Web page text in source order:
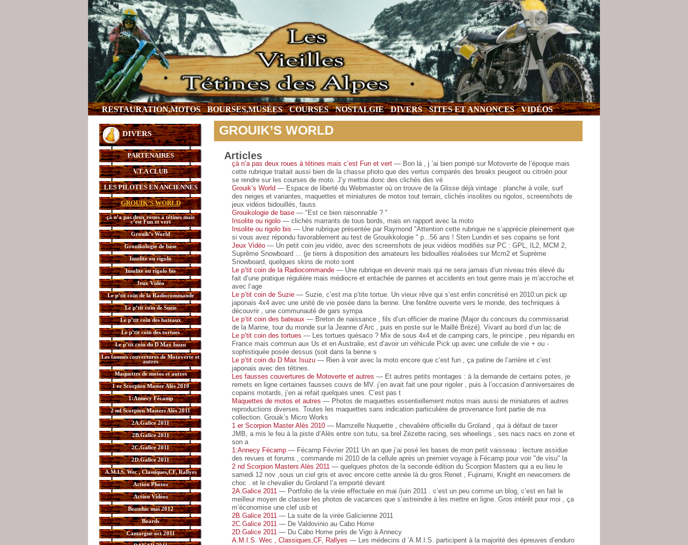
RESTAURATION,MOTOS BOURSES,MUSÉES COURSES NOSTALGIE DIVERS SITES ET ANNONCES VIDÉOS
DIVERS
PARTENAIRES
V.T.A CLUB
LES PILOTES EN ANCIENNES
GROUIK’S WORLD
çà n’a pas deux roues à tétines mais
c’est Fun et vert
Grouik’s World
Grouikologie de base
Insolite ou rigolo
Insolite ou rigolo bis
Jeux Vidéo
Le p’tit coin de la Radiocommande
Le p’tit coin de Suzie
Le p’tit coin des bateaux
Le p’tit coin des tortues
Le p’tit coin du D Max Isuzu
Les fausses couvertures de Motoverte et
autres
Maquettes de motos et autres
1 er Scorpion Master Alès 2010
1:Annecy Fécamp
2 nd Scorpion Masters Alès 2011
2A.Galice 2011
2B.Galice 2011
2C.Galice 2011
2D.Galice 2011
A.M.I.S. Wec , Classiques,CF, Rallyes
Action Photos
Action Vidéos
Beauduc mai 2012
Boards
Camargue oct 2011
GROUIK’S WORLD
Articles
çà n’a pas deux roues à tétines mais c’est Fun et vert — Bon là , j ’ai bien pompé sur Motoverte de l’époque mais
cette rubrique traitait aussi bien de la chasse photo que des vertus comparés des breaks peugeot ou citroén pour
se rendre sur les courses de moto. J’y mettrai donc des clichés des vé
Grouik’s World — Espace de liberté du Webmaster où on trouve de la Glisse déjà vintage : planche à voile, surf
des neiges et variantes, maquettes et miniatures de motos tout terrain, clichés insolites ou rigolos, screenshots de
jeux vidéos bidouillés, fauss
Grouikologie de base — "Est ce bien raisonnable ? "
Insolite ou rigolo — clichés marrants de tous bords, mais en rapport avec la moto
Insolite ou rigolo bis — Une rubrique présentée par Raymond "Attention cette rubrique ne s’apprécie pleinement que
si vous avez répondu favorablement au test de Grouikkologie " p...56 ans ! Sten Lundin et ses copains se font
Jeux Vidéo — Un petit coin jeu vidéo, avec des screenshots de jeux vidéos modifiés sur PC : GPL, IL2, MCM 2,
Suprême Snowboard ... (je tiens à disposition des amateurs les bidouilles réalisées sur Mcm2 et Suprème
Snowboard, quelques skins de moto sont
Le p’tit coin de la Radiocommande — Une rubrique en devenir mais qui ne sera jamais d’un niveau très élevé du
fait d’une pratique régulière mais médiocre et entachée de pannes et accidents en tout genre mais je m’accroche et
avec l’age
Le p’tit coin de Suzie — Suzie, c’est ma p’tite tortue. Un vieux rêve qui s’est enfin concrétisé en 2010:un pick up
japonais 4x4 avec une unité de vie posée dans la benne. Une fenêtre ouverte vers le monde, des techniques à
découvrir , une communauté de gars sympa
Le p’tit coin des bateaux — Breton de naissance , fils d’un officier de marine (Major du concours du commissariat
de la Marine, tour du monde sur la Jeanne d’Arc , puis en poste sur le Maillé Brézé). Vivant au bord d’un lac de
Le p’tit coin des tortues — Les tortues quésaco ? Mix de sous 4x4 et de camping cars, le principe , peu répandu en
France mais commun aux Us et en Australie, est d’avoir un véhicule Pick up avec une cellule de vie + ou -
sophistiquée posée dessus (soit dans la benne s
Le p’tit coin du D Max Isuzu — Rien à voir avec la moto encore que c’est fun , ça patine de l’arrière et c’est
japonais avec des tétines.
Les fausses couvertures de Motoverte et autres — Et autres petits montages : à la demande de certains potes, je
remets en ligne certaines fausses couvs de MV. j’en avait fait une pour rigoler , puis à l’occasion d’anniversaires de
copains motards, j’en ai refait quelques unes. C’est pas t
Maquettes de motos et autres — Photos de maquettes essentiellement motos mais aussi de miniatures et autres
reproductions diverses. Toutes les maquettes sans indication particulière de provenance font partie de ma
collection. Grouik’s Micro Works
1 er Scorpion Master Alès 2010 — Mamzelle Nuquette , chevalière officielle du Groland , qui à défaut de taxer
JMB, a mis le feu à la piste d’Alès entre son tutu, sa brel Zézette racing, ses wheelings , ses nacs nacs en zone et
son a
1:Annecy Fécamp — Fécamp Février 2011 Un an que j’ai posé les bases de mon petit vaisseau : lecture assidue
des revues et forums , commande mi 2010 de la cellule après un premier voyage à Fécamp pour voir "de visu" la
2 nd Scorpion Masters Alès 2011 — quelques photos de la seconde édition du Scorpion Masters qui a eu lieu le
samedi 12 nov ,sous un ciel gris et avec encore cette année là du gros:Renet , Fujinami, Knight en newcomers de
choc . et le chevalier du Groland l’a emporté devant
2A.Galice 2011 — Portfolio de la virée effectuée en mai /juin 2011 . c’est un peu comme un blog, c’est en fait le
meilleur moyen de classer les photos de vacances que s’astreindre à les mettre en ligne. Gros intérêt pour moi , ça
m’économise une clef usb et
2B.Galice 2011 — La suite de la virée Galicienne 2011
2C.Galice 2011 — De Valdovinio au Cabo Home
2D.Galice 2011 — Du Cabo Home près de Vigo à Annecy
A.M.I.S. Wec , Classiques,CF, Rallyes — Les médecins d ’A.M.I.S. participent à la majorité des épreuves d’enduro